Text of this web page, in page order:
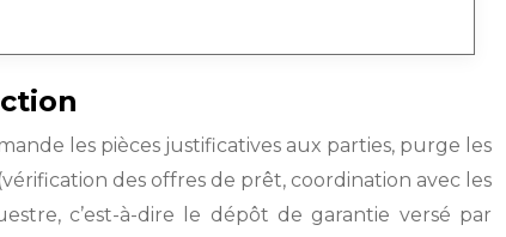
les pièces justificatives aux parties, purge les
des offres de prêt, coordination avec les
c’est-à-dire le dépôt de garantie versé par